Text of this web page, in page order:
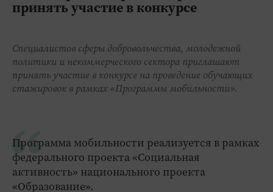
принять участие в конкурсе
Специалистов сферы добровольчества, молодежной
политики и некоммерческого сектора приглашают
принять участие в конкурсе на проведение обучающих
стажировок в рамках «Программы мобильности».
Программа мобильности реализуется в рамках
федерального проекта «Социальная
активность» национального проекта
«Образование».